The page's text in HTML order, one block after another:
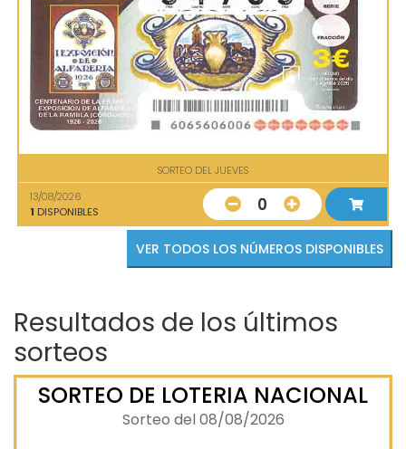
SORTEO DEL JUEVES
13/08/2026
1 DISPONIBLES 0
VER TODOS LOS NÚMEROS DISPONIBLES
Resultados de los últimos
sorteos
SORTEO DE LOTERIA NACIONAL
Sorteo del 08/08/2026